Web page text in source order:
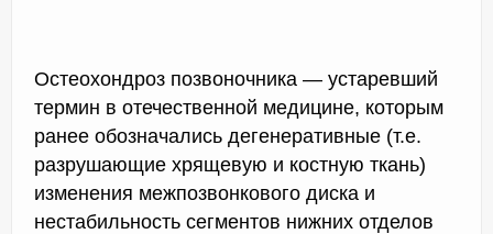
Остеохондроз позвоночника — устаревший
термин в отечественной медицине, которым
ранее обозначались дегенеративные (т.е.
разрушающие хрящевую и костную ткань)
изменения межпозвонкового диска и
нестабильность сегментов нижних отделов